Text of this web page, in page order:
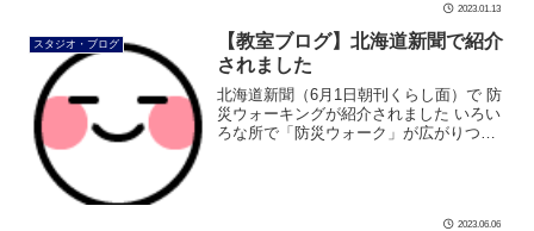
2023.01.13
スタジオ・ブログ
【教室ブログ】北海道新聞で紹介
されました
北海道新聞（6月1日朝刊くらし面）で 防
災ウォーキングが紹介されました いろい
ろな所で「防災ウォーク」が広がりつつ
2023.06.06